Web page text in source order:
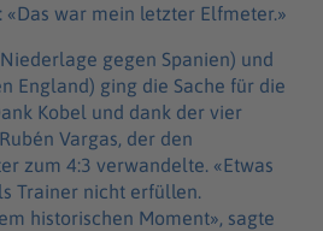
war mein letzter Elfmeter.»
gegen Spanien) und
England) ging die Sache für die
Kobel und dank der vier
Vargas, der den
zum 4:3 verwandelte. «Etwas
Trainer nicht erfüllen.
historischen Moment», sagte